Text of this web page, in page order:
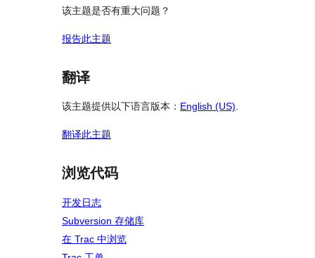
该主题是否有重大问题？
报告此主题
翻译
该主题提供以下语言版本： English (US).
翻译此主题
浏览代码
开发日志
Subversion 存储库
在 Trac 中浏览